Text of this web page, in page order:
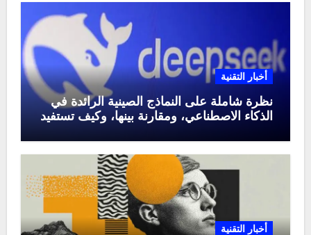
أخبار التقنية
نظرة شاملة على النماذج الصينية الرائدة في
الذكاء الاصطناعي، ومقارنة بينها، وكيف تستفيد
أخبار التقنية